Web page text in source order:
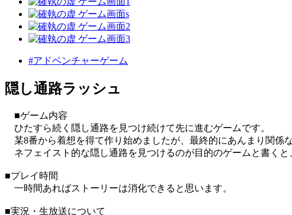
#アドベンチャーゲーム
隠し通路ラッシュ
■ゲーム内容
ひたすら続く隠し通路を見つけ続けて先に進むゲームです。
某8番から着想を得て作り始めましたが、最終的にあんまり関係
ネフェイスト的な隠し通路を見つけるのが目的のゲームと書くと
■プレイ時間
一時間あればストーリーは消化できると思います。
■実況・生放送について